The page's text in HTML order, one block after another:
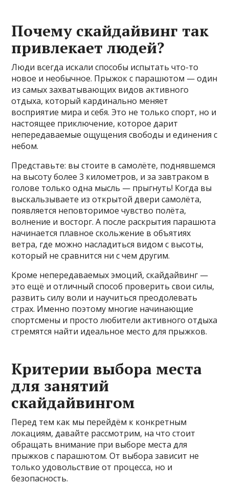
Почему скайдайвинг так
привлекает людей?
Люди всегда искали способы испытать что-то
новое и необычное. Прыжок с парашютом — один
из самых захватывающих видов активного
отдыха, который кардинально меняет
восприятие мира и себя. Это не только спорт, но и
настоящее приключение, которое дарит
непередаваемые ощущения свободы и единения с
небом.
Представьте: вы стоите в самолёте, поднявшемся
на высоту более 3 километров, и за завтраком в
голове только одна мысль — прыгнуть! Когда вы
выскальзываете из открытой двери самолёта,
появляется неповторимое чувство полёта,
волнение и восторг. А после раскрытия парашюта
начинается плавное скольжение в объятиях
ветра, где можно насладиться видом с высоты,
который не сравнится ни с чем другим.
Кроме непередаваемых эмоций, скайдайвинг —
это ещё и отличный способ проверить свои силы,
развить силу воли и научиться преодолевать
страх. Именно поэтому многие начинающие
спортсмены и просто любители активного отдыха
стремятся найти идеальное место для прыжков.
Критерии выбора места
для занятий
скайдайвингом
Перед тем как мы перейдём к конкретным
локациям, давайте рассмотрим, на что стоит
обращать внимание при выборе места для
прыжков с парашютом. От выбора зависит не
только удовольствие от процесса, но и
безопасность.